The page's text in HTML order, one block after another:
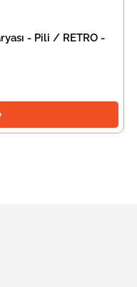
- Pili / RETRO -